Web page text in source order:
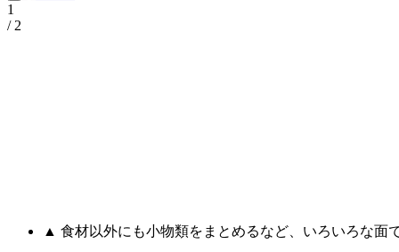
1
/ 2
▲ 食材以外にも小物類をまとめるなど、いろいろな面